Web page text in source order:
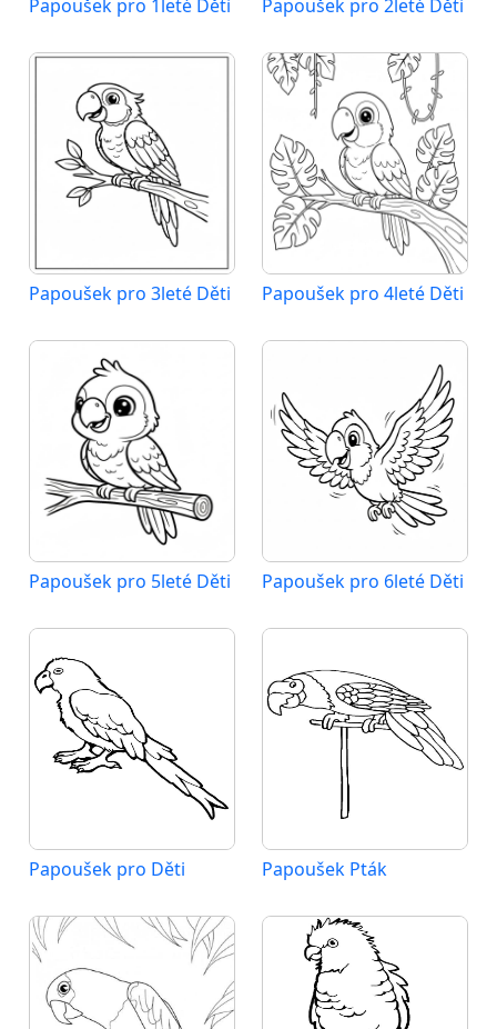
Papoušek pro 1leté Děti Papoušek pro 2leté Děti
Papoušek pro 3leté Děti Papoušek pro 4leté Děti
Papoušek pro 5leté Děti Papoušek pro 6leté Děti
Papoušek pro Děti Papoušek Pták